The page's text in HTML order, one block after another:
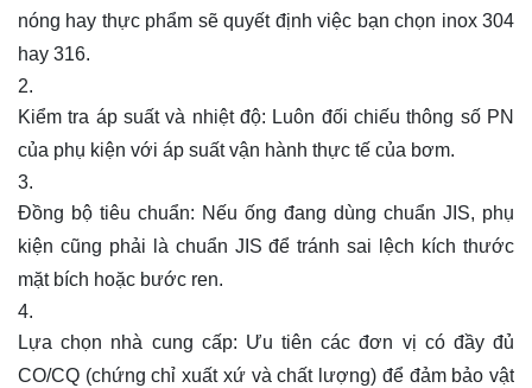
nóng hay thực phẩm sẽ quyết định việc bạn chọn inox 304
hay 316.
Kiểm tra áp suất và nhiệt độ: Luôn đối chiếu thông số PN
của phụ kiện với áp suất vận hành thực tế của bơm.
Đồng bộ tiêu chuẩn: Nếu ống đang dùng chuẩn JIS, phụ
kiện cũng phải là chuẩn JIS để tránh sai lệch kích thước
mặt bích hoặc bước ren.
Lựa chọn nhà cung cấp: Ưu tiên các đơn vị có đầy đủ
CO/CQ (chứng chỉ xuất xứ và chất lượng) để đảm bảo vật